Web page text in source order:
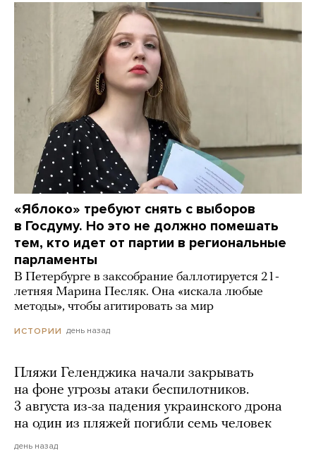
«Яблоко» требуют снять с выборов
в Госдуму. Но это не должно помешать
тем, кто идет от партии в региональные
парламенты
В Петербурге в заксобрание баллотируется 21-
летняя Марина Песляк. Она «искала любые
методы», чтобы агитировать за мир
ИСТОРИИ день назад
Пляжи Геленджика начали закрывать
на фоне угрозы атаки беспилотников.
3 августа из-за падения украинского дрона
на один из пляжей погибли семь человек
день назад